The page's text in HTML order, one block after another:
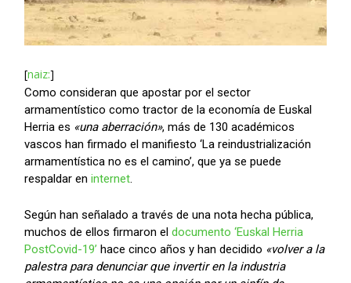
[naiz:]
Como consideran que apostar por el sector
armamentístico como tractor de la economía de Euskal
Herria es «una aberración», más de 130 académicos
vascos han firmado el manifiesto ‘La reindustrialización
armamentística no es el camino’, que ya se puede
respaldar en internet.
Según han señalado a través de una nota hecha pública,
muchos de ellos firmaron el documento ‘Euskal Herria
PostCovid-19’ hace cinco años y han decidido «volver a la
palestra para denunciar que invertir en la industria